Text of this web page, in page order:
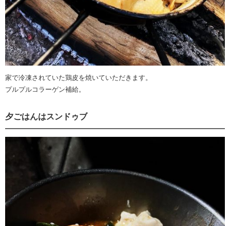
家で冷凍されていた鶏皮を焼いていただきます。
プルプルコラーゲン補給。
夕ごはんはスンドゥブ